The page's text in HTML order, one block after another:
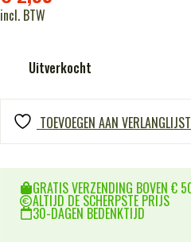
incl. BTW
Uitverkocht
TOEVOEGEN AAN VERLANGLIJST
GRATIS VERZENDING BOVEN €
ALTIJD DE SCHERPSTE PRIJS
30-DAGEN BEDENKTIJD